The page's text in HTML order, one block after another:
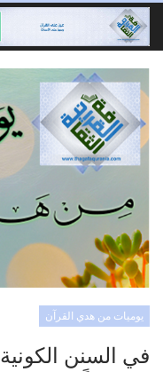
يوميات من هدي القرآن
في السنن